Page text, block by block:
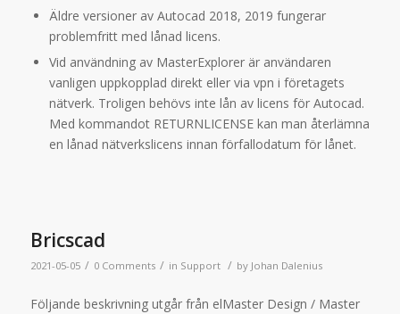
Äldre versioner av Autocad 2018, 2019 fungerar
problemfritt med lånad licens.
Vid användning av MasterExplorer är användaren
vanligen uppkopplad direkt eller via vpn i företagets
nätverk. Troligen behövs inte lån av licens för Autocad.
Med kommandot RETURNLICENSE kan man återlämna
en lånad nätverkslicens innan förfallodatum för lånet.
Bricscad
2021-05-05 / 0 Comments / in Support / by Johan Dalenius
Följande beskrivning utgår från elMaster Design / Master